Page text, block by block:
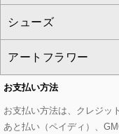
eur3
タンクトップ・キ
スウェット・ジャ
その他のトップス
その他のパンツ
その他のスカート
セットアップジャ
セットアップパンツ
セットアップスカ
セットアップワン
ダッフルコート
チェスターコート
モッズコート
ステンカラーコー
ストール・マフラ
ベルト・サスペン
帽子
ヘアアクセサリー
ネックレス
ピアス・イヤリング
ブレスレット・バ
ブローチ・コサー
すべてのバッグ
トートバッグ
ショルダーバッグ
ボストンバッグ
シューズ
すべてのシューズ
パンプス
スニーカー
アートフラワー
すべてのアートフ
ローズ
お支払い方法
お支払い方法は、クレジッ
あと払い（ペイディ）、